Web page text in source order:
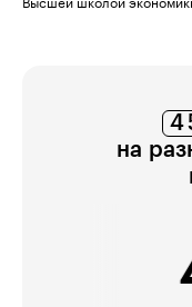
Высшей школой
4
на